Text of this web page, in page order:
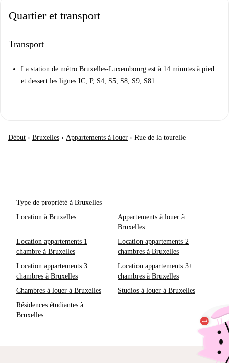
Quartier et transport
Transport
La station de métro Bruxelles-Luxembourg est à 14 minutes à pied
et dessert les lignes IC, P, S4, S5, S8, S9, S81.
Début › Bruxelles › Appartements à louer › Rue de la tourelle
Type de propriété à Bruxelles
Location à Bruxelles
Appartements à louer à
Bruxelles
Location appartements 1
chambre à Bruxelles
Location appartements 2
chambres à Bruxelles
Location appartements 3
chambres à Bruxelles
Location appartements 3+
chambres à Bruxelles
Chambres à louer à Bruxelles
Studios à louer à Bruxelles
Résidences étudiantes à
Bruxelles